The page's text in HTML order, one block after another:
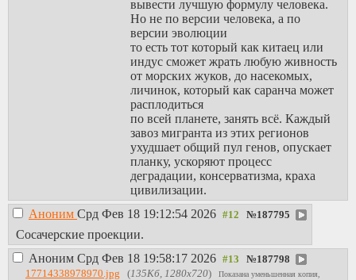
цивилизации, а если
брать в пример коренные
племена южной америки,
австралии, африки,
там ситуация ещё хуже:
они не дошли до колеса,
металлобработки,
некоторые аборигены
полинезии даже не
умели разводить костёр.
вывести лучшую формулу человека.
Но не по версии человека, а по
версии эволюции
то есть тот который как китаец или
индус сможет жрать любую живность
от морских жуков, до насекомых,
личинок, который как саранча может
расплодиться
по всей планете, занять всё. Каждый
завоз мигранта из этих регионов
ухудшает общий пул генов, опускает
планку, ускоряют процесс
деградации, консерватизма, краха
цивилизации.
Аноним Срд Фев 18 19:12:54 2026 №187795
Сосачерские проекции.
Аноним Срд Фев 18 19:58:17 2026 №187798
17714338978970.jpg (135Кб, 1280x720)
Показана уменьшенная копия,